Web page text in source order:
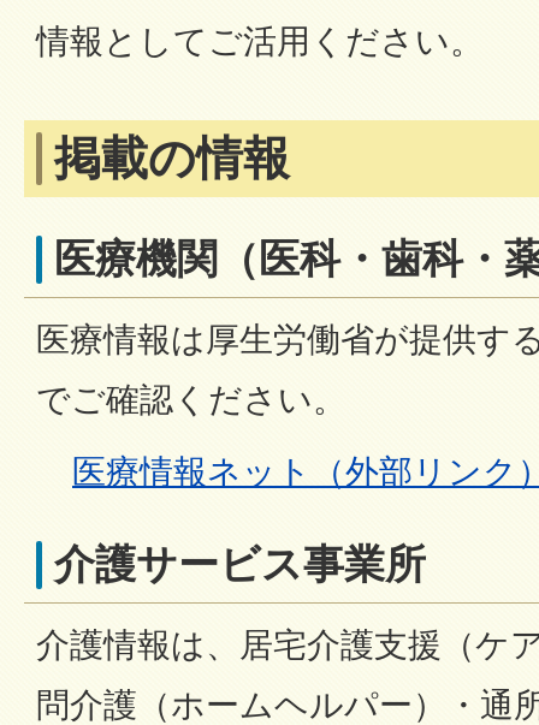
情報としてご活用ください。
掲載の情報
医療機関（医科・歯科・
医療情報は厚生労働省が提供す
でご確認ください。
医療情報ネット（外部リンク
介護サービス事業所
介護情報は、居宅介護支援（ケ
問介護（ホームヘルパー）・通